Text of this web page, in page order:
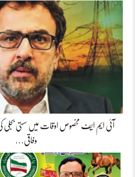
آئی ایم ایف مخصوص اوقات میں سستی بجلی
وفاقی…